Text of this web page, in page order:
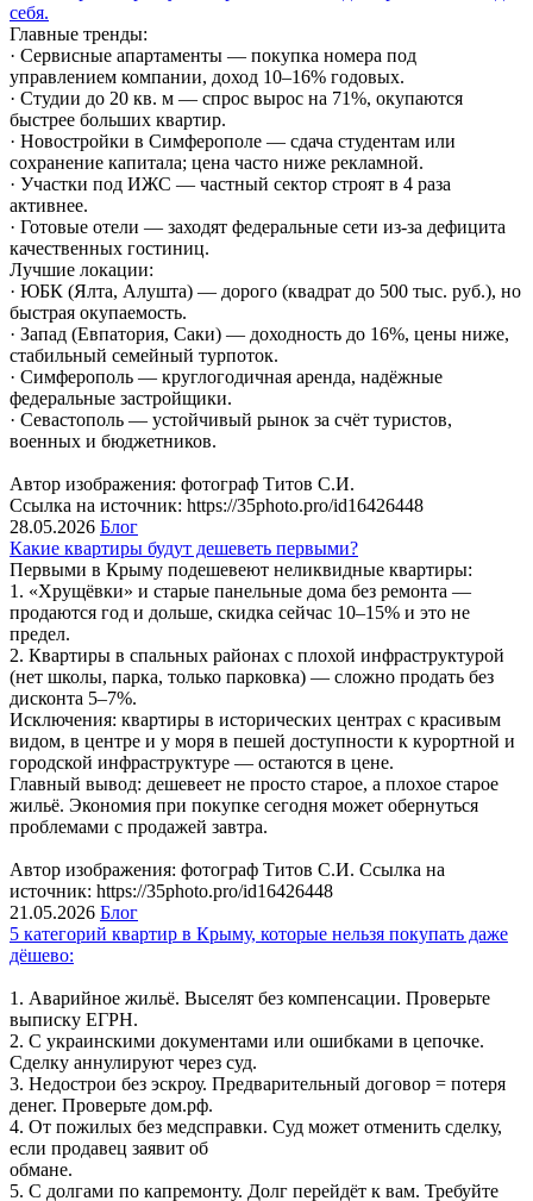
себя.
Главные тренды:
· Сервисные апартаменты — покупка номера под
управлением компании, доход 10–16% годовых.
· Студии до 20 кв. м — спрос вырос на 71%, окупаются
быстрее больших квартир.
· Новостройки в Симферополе — сдача студентам или
сохранение капитала; цена часто ниже рекламной.
· Участки под ИЖС — частный сектор строят в 4 раза
активнее.
· Готовые отели — заходят федеральные сети из-за дефицита
качественных гостиниц.
Лучшие локации:
· ЮБК (Ялта, Алушта) — дорого (квадрат до 500 тыс. руб.), но
быстрая окупаемость.
· Запад (Евпатория, Саки) — доходность до 16%, цены ниже,
стабильный семейный турпоток.
· Симферополь — круглогодичная аренда, надёжные
федеральные застройщики.
· Севастополь — устойчивый рынок за счёт туристов,
военных и бюджетников.
Автор изображения: фотограф Титов С.И.
Ссылка на источник: https://35photo.pro/id16426448
28.05.2026 Блог
Какие квартиры будут дешеветь первыми?
Первыми в Крыму подешевеют неликвидные квартиры:
1. «Хрущёвки» и старые панельные дома без ремонта —
продаются год и дольше, скидка сейчас 10–15% и это не
предел.
2. Квартиры в спальных районах с плохой инфраструктурой
(нет школы, парка, только парковка) — сложно продать без
дисконта 5–7%.
Исключения: квартиры в исторических центрах с красивым
видом, в центре и у моря в пешей доступности к курортной и
городской инфраструктуре — остаются в цене.
Главный вывод: дешевеет не просто старое, а плохое старое
жильё. Экономия при покупке сегодня может обернуться
проблемами с продажей завтра.
Автор изображения: фотограф Титов С.И. Ссылка на
источник: https://35photo.pro/id16426448
21.05.2026 Блог
5 категорий квартир в Крыму, которые нельзя покупать даже
дёшево:
1. Аварийное жильё. Выселят без компенсации. Проверьте
выписку ЕГРН.
2. С украинскими документами или ошибками в цепочке.
Сделку аннулируют через суд.
3. Недострои без эскроу. Предварительный договор = потеря
денег. Проверьте дом.рф.
4. От пожилых без медсправки. Суд может отменить сделку,
если продавец заявит об
обмане.
5. С долгами по капремонту. Долг перейдёт к вам. Требуйте